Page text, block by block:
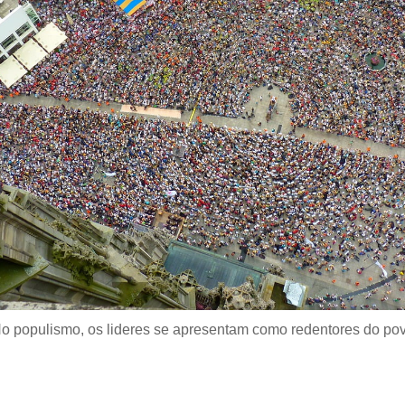
populismo, os lideres se apresentam como redentores do